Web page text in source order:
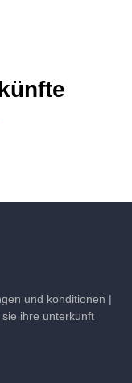
und konditionen |
ihre unterkunft